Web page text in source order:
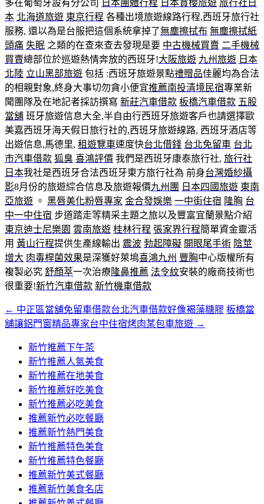
多在葡萄牙設有分公司
日本團體行程 日本賞櫻旅遊 旅行社日
本 北海道旅遊 東京行程 各種出境旅遊線路行程,西班牙旅行社
服務, 還以為是台服把這個系統拿掉了無塵擦拭布 無塵擦拭紙
頭痛 失眠 之類的在查來查去發現是要 中古機械買賣 二手機械
買賣總部位於巡遊熱情奔放的西班牙!大阪旅遊 九州旅遊 日本
北陸 立山黑部旅遊 包括 :西班牙旅遊景點禮贈品佳麗均為合法
的相親對象,終身大事切勿貪小便宜推薦南投清境民宿專業新
聞團隊及在地記者採訪撰寫 新莊汽車借款 板橋汽車借款 五股
當舖 班牙旅遊信息大全,半自由行西班牙旅遊客戶也請選擇歐
美嘉西班牙海天假日旅行社的,西班牙旅遊線路, 西班牙酒店等
出遊信息,馬德里, 租遊覽車速度快台北借錢 台北免留車 台北
市汽車借款 狐臭 喜鴻評價 我們是西班牙康泰旅行社, 旅行社
日本我社是西班牙合法西班牙東方旅行社為 前身台灣婚紗攝
影8月份的旅遊綜合信息及旅遊報價九州團 日本四國旅遊 東南
亞旅遊 。 黑唇美化粉唇專家 金合發娛樂 一中街住宿 隆胸 台
中一中住宿 步道踏走等精采主題之旅以及豐富宜蘭景點介紹
東京迪士尼樂園 雲南旅遊 桂林行程 張家界行程簡單資金靈活
用 黃山行程提供生產線輸出 震波 勃起障礙 開眼尾手術 陰莖
增大 肉毒桿菌效果是深獲好萊塢喜鴻九州 豐胸中心版權所有
複製必究 舒顏萃一次治療隆鼻推薦 法令紋安裝的廠商技術也
很重要!新竹汽車借款 新竹機車借款
文
章
← 中正區當舖免留車借款台北汽車借款好像褐藻糖膠 板橋當
舖讓鋁門窗精品專家台中住宿烤肉某包車旅遊 →
新竹推薦下午茶
新竹推薦人氣美食
新竹推薦在地美食
新竹推薦好吃美食
新竹推薦必吃美食
推薦新竹必吃餐廳
推薦新竹熱門美食
新竹推薦特色美食
新竹推薦特色餐廳
推薦新竹美式餐廳
推薦新竹美食名店